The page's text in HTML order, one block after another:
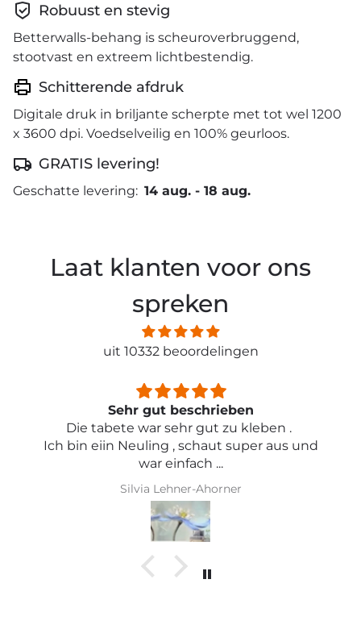
Robuust en stevig
Betterwalls-behang is scheuroverbruggend,
stootvast en extreem lichtbestendig.
Schitterende afdruk
Digitale druk in briljante scherpte met tot wel 1200
x 3600 dpi. Voedselveilig en 100% geurloos.
GRATIS levering!
Geschatte levering: 14 aug. - 18 aug.
Laat klanten voor ons
spreken
uit 10332 beoordelingen
Sehr gut beschrieben
Die tabete war sehr gut zu kleben .
Ich bin eiin Neuling , schaut super aus und
war einfach ...
Silvia Lehner-Ahorner